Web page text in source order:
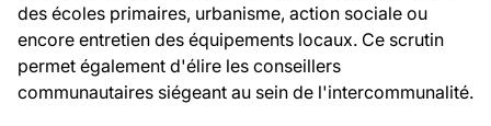
des écoles primaires, urbanisme, action sociale ou
encore entretien des équipements locaux. Ce scrutin
permet également d'élire les conseillers
communautaires siégeant au sein de l'intercommunalité.